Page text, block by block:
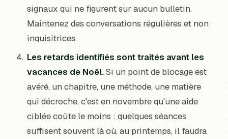
signaux qui ne figurent sur aucun bulletin.
Maintenez des conversations régulières et non
inquisitrices.
Les retards identifiés sont traités avant les
vacances de Noël.Si un point de blocage est
avéré, un chapitre, une méthode, une matière
qui décroche, c'est en novembre qu'une aide
ciblée coûte le moins : quelques séances
suffisent souvent là où, au printemps, il faudra